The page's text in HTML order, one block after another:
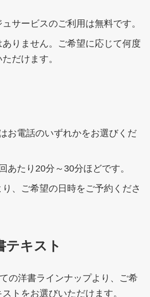
サービスのご利用は無料です。
ありません。ご希望に応じて何度
だけます。
お電話のいずれかをお選びくだ
あたり20分～30分ほどです。
、ご希望の日時をご予約くださ
テキスト
の洋書ラインナップより、ご希
トをお選びいただけます。